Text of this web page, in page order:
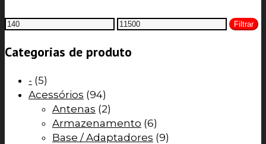
Preço
mínimo
Preço
máximo
Filtrar
Categorias de produto
- (5)
Acessórios (94)
Antenas (2)
Armazenamento (6)
Base / Adaptadores (9)